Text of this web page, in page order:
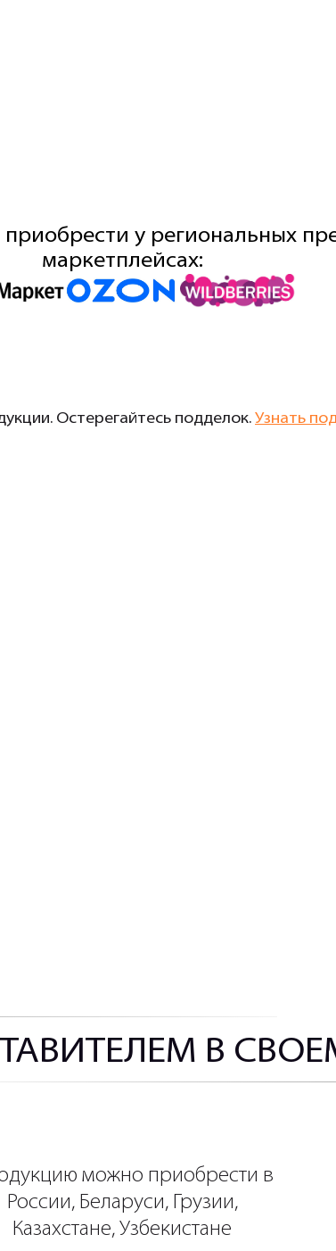
у региональных
маркетплейсах:
Остерегайтесь подделок. Узнать
В
можно приобрести в
России, Беларуси, Грузии,
Казахстане, Узбекистане